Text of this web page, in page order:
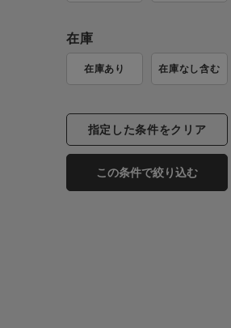
在庫
在庫あり 在庫なし含む
指定した条件をクリア
この条件で絞り込む